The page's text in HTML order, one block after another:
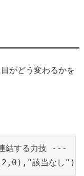
がどう変わるかを
結する力技 ---
該当なし